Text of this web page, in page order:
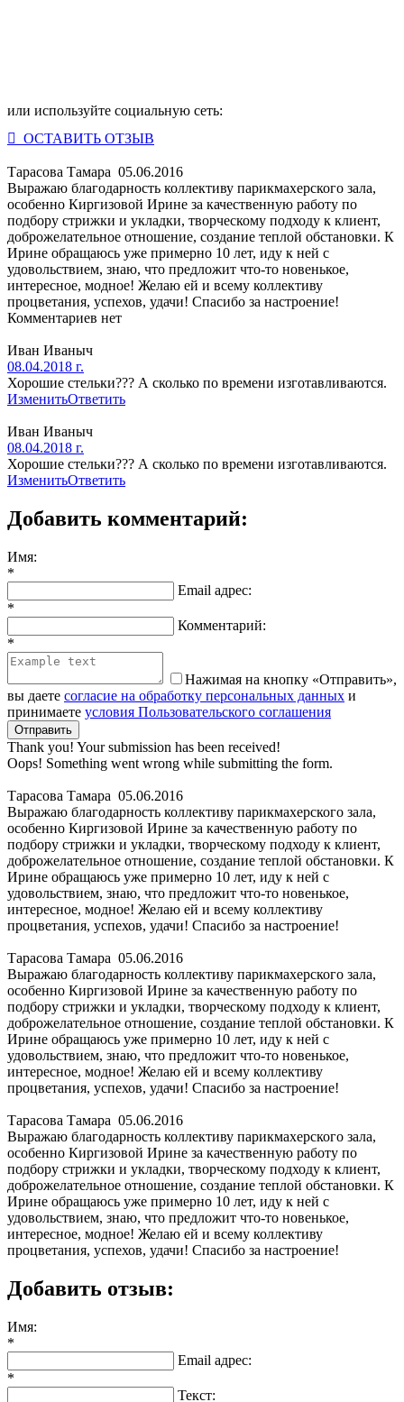
или используйте социальную сеть:
 ОСТАВИТЬ ОТЗЫВ
Тарасова Тамара 05.06.2016
Выражаю благодарность коллективу парикмахерского зала,
особенно Киргизовой Ирине за качественную работу по
подбору стрижки и укладки, творческому подходу к клиент,
доброжелательное отношение, создание теплой обстановки. К
Ирине обращаюсь уже примерно 10 лет, иду к ней с
удовольствием, знаю, что предложит что-то новенькое,
интересное, модное! Желаю ей и всему коллективу
процветания, успехов, удачи! Спасибо за настроение!
Комментариев нет
Иван Иваныч
08.04.2018 г.
Хорошие стельки??? А сколько по времени изготавливаются.
ИзменитьОтветить
Иван Иваныч
08.04.2018 г.
Хорошие стельки??? А сколько по времени изготавливаются.
ИзменитьОтветить
Добавить комментарий:
Имя:
*
Email адрес:
*
Комментарий:
*
Нажимая на кнопку «Отправить»,
вы даете согласие на обработку персональных данных и
принимаете условия Пользовательского соглашения
Thank you! Your submission has been received!
Oops! Something went wrong while submitting the form.
Тарасова Тамара 05.06.2016
Выражаю благодарность коллективу парикмахерского зала,
особенно Киргизовой Ирине за качественную работу по
подбору стрижки и укладки, творческому подходу к клиент,
доброжелательное отношение, создание теплой обстановки. К
Ирине обращаюсь уже примерно 10 лет, иду к ней с
удовольствием, знаю, что предложит что-то новенькое,
интересное, модное! Желаю ей и всему коллективу
процветания, успехов, удачи! Спасибо за настроение!
Тарасова Тамара 05.06.2016
Выражаю благодарность коллективу парикмахерского зала,
особенно Киргизовой Ирине за качественную работу по
подбору стрижки и укладки, творческому подходу к клиент,
доброжелательное отношение, создание теплой обстановки. К
Ирине обращаюсь уже примерно 10 лет, иду к ней с
удовольствием, знаю, что предложит что-то новенькое,
интересное, модное! Желаю ей и всему коллективу
процветания, успехов, удачи! Спасибо за настроение!
Тарасова Тамара 05.06.2016
Выражаю благодарность коллективу парикмахерского зала,
особенно Киргизовой Ирине за качественную работу по
подбору стрижки и укладки, творческому подходу к клиент,
доброжелательное отношение, создание теплой обстановки. К
Ирине обращаюсь уже примерно 10 лет, иду к ней с
удовольствием, знаю, что предложит что-то новенькое,
интересное, модное! Желаю ей и всему коллективу
процветания, успехов, удачи! Спасибо за настроение!
Добавить отзыв:
Имя:
*
Email адрес:
*
Текст: